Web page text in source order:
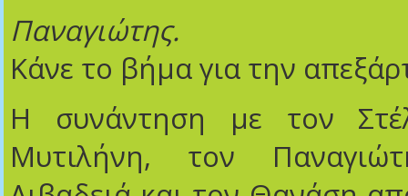
Παναγιώτης.
Κάνε το βήμα για την
Η συνάντηση με τον
Μυτιλήνη, τον